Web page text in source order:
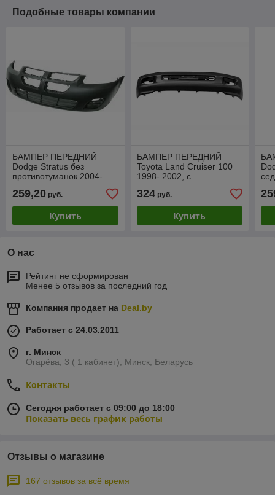
Подобные товары компании
БАМПЕР ПЕРЕДНИЙ
Dodge Stratus без
противотуманок 2004-
259,20 руб.
Купить
БАМПЕР ПЕРЕДНИЙ
Toyota Land Cruiser 100
1998- 2002, с
противотуманки,
PTY04153BB
324руб.
Купить
О нас
Рейтинг не сформирован
Менее 5 отзывов за последний год
Компания продает на Deal.by
Работает с 24.03.2011
г. Минск
Огарёва, 3 ( 1 кабинет), Минск, Беларусь
Контакты
Сегодня работает с 09:00 до 18:00
Показать весь график работы
Отзывы о магазине
167 отзывов за всё время